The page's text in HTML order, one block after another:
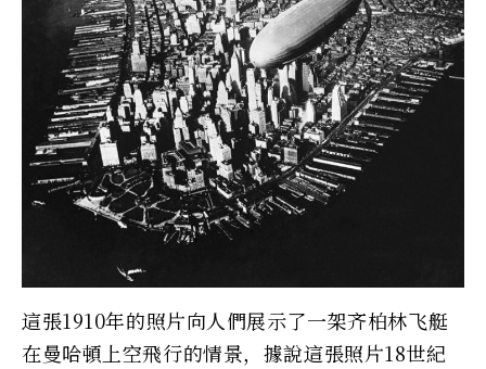
這張1910年的照片向人們展示了一架齐柏林飞艇
在曼哈頓上空飛行的情景，據說這張照片18世紀